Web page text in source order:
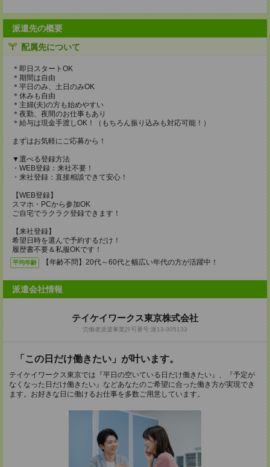
派遣先の概要
配属先について
＊即日スタートOK
＊期間は自由
＊平日のみ、土日のみOK
＊休みも自由
＊主婦(夫)の方も始めやすい
＊夜勤、夜間のお仕事もあり
＊給与は現金手渡しOK！（もちろん振り込みも対応可能！）
まずはお気軽にご応募から！
▼選べる登録方法
・WEB登録：来社不要！
・来社登録：直接相談できて安心！
【WEB登録】
スマホ・PCから参加OK
ご自宅でラクラク登録できます！
【来社登録】
希望日時を選んで予約するだけ！
履歴書不要＆私服OKです！
平均年齢 【年齢不問】20代～60代と幅広い年代の方が活躍中！
派遣会社情報
テイケイワークス東京株式会社
労働者派遣事業許可番号:派13-305133
「この日だけ働きたい」が叶います。
テイケイワークス東京では『平日の空いている日だけ働きたい』、『予定が
なくなった日だけ働きたい』などあなたのご希望に合った働き方が実現でき
ます。お好きな日に働けるお仕事を多数ご用意しています。